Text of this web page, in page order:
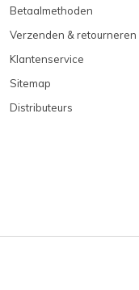
Betaalmethoden
Verzenden & retourneren
Klantenservice
Sitemap
Distributeurs